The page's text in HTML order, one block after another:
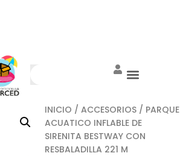
INICIO / ACCESORIOS / PARQUE
ACUATICO INFLABLE DE
SIRENITA BESTWAY CON
RESBALADILLA 221 M